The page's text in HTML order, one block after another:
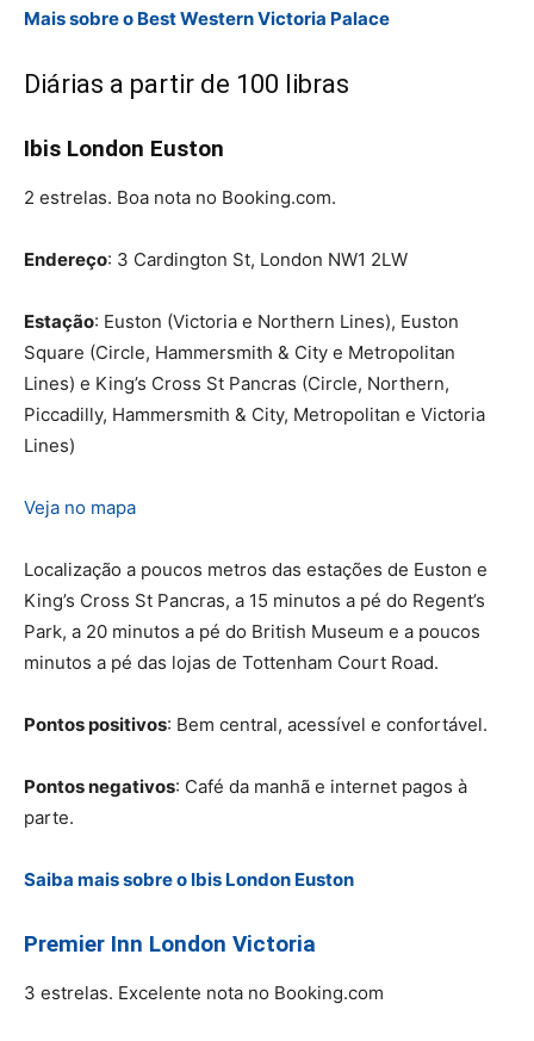
Mais sobre o Best Western Victoria Palace
Diárias a partir de 100 libras
Ibis London Euston
2 estrelas. Boa nota no Booking.com.
Endereço: 3 Cardington St, London NW1 2LW
Estação: Euston (Victoria e Northern Lines), Euston
Square (Circle, Hammersmith & City e Metropolitan
Lines) e King’s Cross St Pancras (Circle, Northern,
Piccadilly, Hammersmith & City, Metropolitan e Victoria
Lines)
Veja no mapa
Localização a poucos metros das estações de Euston e
King’s Cross St Pancras, a 15 minutos a pé do Regent’s
Park, a 20 minutos a pé do British Museum e a poucos
minutos a pé das lojas de Tottenham Court Road.
Pontos positivos: Bem central, acessível e confortável.
Pontos negativos: Café da manhã e internet pagos à
parte.
Saiba mais sobre o Ibis London Euston
Premier Inn London Victoria
3 estrelas. Excelente nota no Booking.com